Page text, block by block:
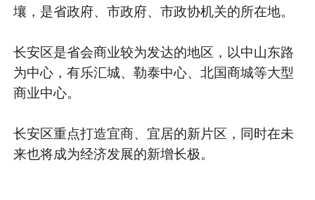
壤，是省政府、市政府、市政协机关的所在地。
长安区是省会商业较为发达的地区，以中山东路
为中心，有乐汇城、勒泰中心、北国商城等大型
商业中心。
长安区重点打造宜商、宜居的新片区，同时在未
来也将成为经济发展的新增长极。